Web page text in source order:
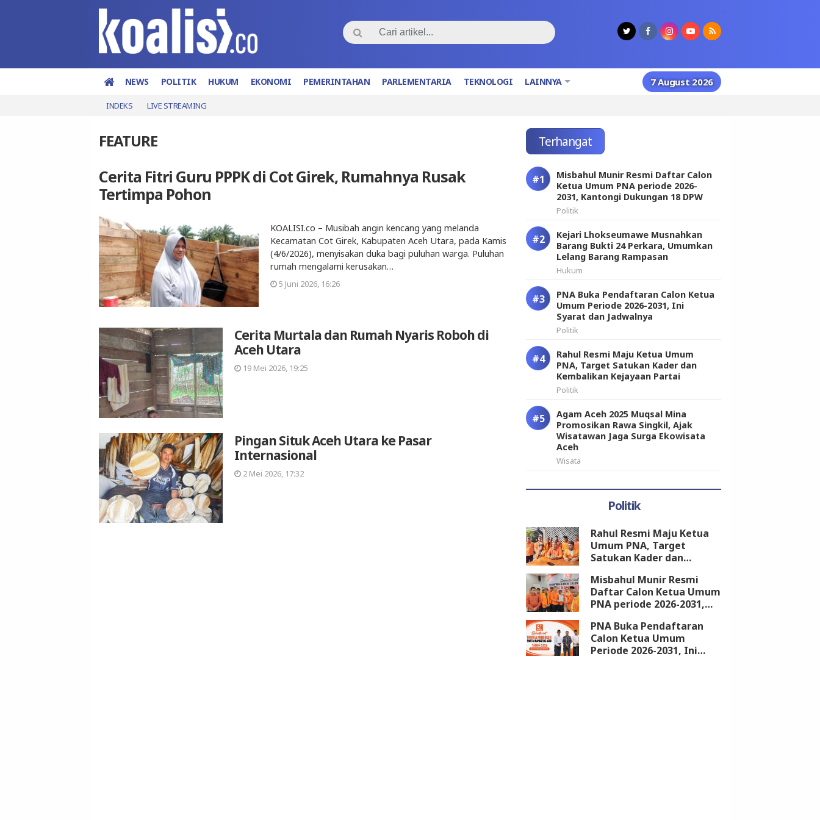
NEWS POLITIK HUKUM EKONOMI PEMERINTAHAN PARLEMENTARIA TEKNOLOGI LAINNYA 7 August 2026
INDEKS LIVE STREAMING
FEATURE
Cerita Fitri Guru PPPK di Cot Girek, Rumahnya Rusak
Tertimpa Pohon
KOALISI.co – Musibah angin kencang yang melanda
Kecamatan Cot Girek, Kabupaten Aceh Utara, pada Kamis
(4/6/2026), menyisakan duka bagi puluhan warga. Puluhan
rumah mengalami kerusakan…
5 Juni 2026, 16:26
Cerita Murtala dan Rumah Nyaris Roboh di
Aceh Utara
19 Mei 2026, 19:25
Pingan Situk Aceh Utara ke Pasar
Internasional
2 Mei 2026, 17:32
Terhangat
Misbahul Munir Resmi Daftar Calon
Ketua Umum PNA periode 2026-
2031, Kantongi Dukungan 18 DPW
Politik
Kejari Lhokseumawe Musnahkan
Barang Bukti 24 Perkara, Umumkan
Lelang Barang Rampasan
Hukum
PNA Buka Pendaftaran Calon Ketua
Umum Periode 2026-2031, Ini
Syarat dan Jadwalnya
Politik
Rahul Resmi Maju Ketua Umum
PNA, Target Satukan Kader dan
Kembalikan Kejayaan Partai
Politik
Agam Aceh 2025 Muqsal Mina
Promosikan Rawa Singkil, Ajak
Wisatawan Jaga Surga Ekowisata
Aceh
Wisata
Politik
Rahul Resmi Maju Ketua
Umum PNA, Target
Satukan Kader dan
Partai
Misbahul Munir Resmi
Daftar Calon Ketua Umum
PNA periode 2026-2031,
DPW
PNA Buka Pendaftaran
Calon Ketua Umum
Periode 2026-2031, Ini